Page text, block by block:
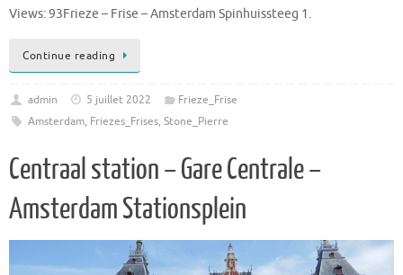
Views: 93Frieze – Frise – Amsterdam Spinhuissteeg 1.
Continue reading
admin 5 juillet 2022
Frieze_Frise
Amsterdam, Friezes_Frises, Stone_Pierre
Centraal station – Gare Centrale –
Amsterdam Stationsplein